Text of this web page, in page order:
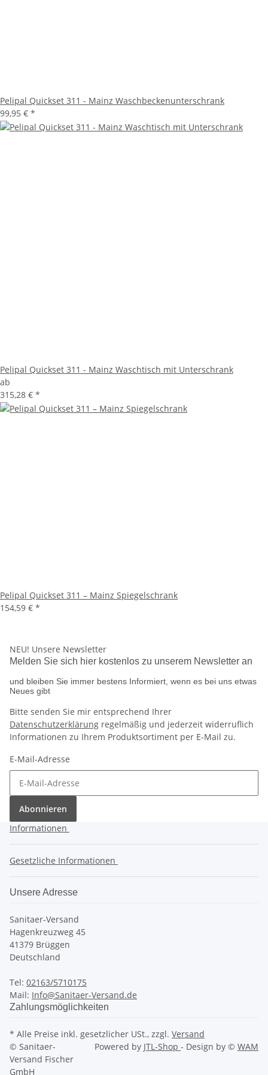
Pelipal Quickset 311 - Mainz Waschbeckenunterschrank
99,95 € *
Pelipal Quickset 311 - Mainz Waschtisch mit Unterschrank
ab
315,28 € *
Pelipal Quickset 311 – Mainz Spiegelschrank
154,59 € *
NEU! Unsere Newsletter
Melden Sie sich hier kostenlos zu unserem Newsletter an
und bleiben Sie immer bestens Informiert, wenn es bei uns etwas
Neues gibt
Bitte senden Sie mir entsprechend Ihrer
Datenschutzerklärung regelmäßig und jederzeit widerruflich
Informationen zu Ihrem Produktsortiment per E-Mail zu.
E-Mail-Adresse
Abonnieren
Informationen
Gesetzliche Informationen
Unsere Adresse
Sanitaer-Versand
Hagenkreuzweg 45
41379 Brüggen
Deutschland
Tel: 02163/5710175
Mail: Info@Sanitaer-Versand.de
Zahlungsmöglichkeiten
* Alle Preise inkl. gesetzlicher USt., zzgl. Versand
© Sanitaer-
Versand Fischer
GmbH
Powered by JTL-Shop - Design by © WAM